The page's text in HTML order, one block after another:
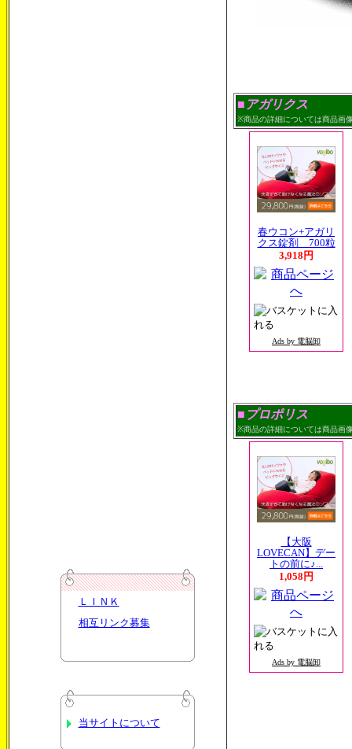
ＬＩＮＫ
相互リンク募集
当サイトについて
■アガリクス
※商品の詳細については商品画
春ウコン+アガリ
クス錠剤 700粒
3,918円
Ads by 電脳卸
■プロポリス
※商品の詳細については商品画
【大阪
LOVECAN】デー
トの前に♪...
1,058円
Ads by 電脳卸